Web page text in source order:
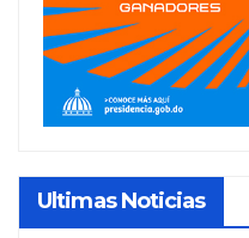
Ultimas Noticias